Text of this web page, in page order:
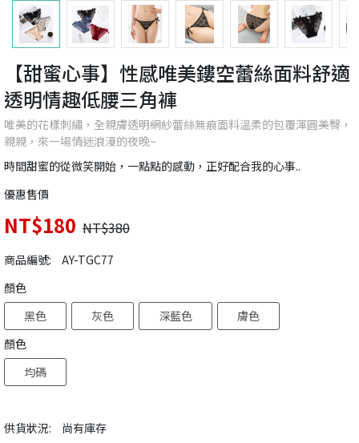
【甜蜜心事】性感唯美鏤空蕾絲面料舒適
透明情趣低腰三角褲
唯美的花樣刺繡，全親膚透明網紗蕾絲無痕面料溫柔的包覆渾圓美臀，
親親，來一場情迷浪漫的夜晚~
時間甜蜜的從微笑開始，一點點的感動，正好配合我的心事..
優惠售價
NT$180 NT$380
商品編號: AY-TGC77
供貨狀況: 尚有庫存
顏色
黑色
灰色 深藍色
膚色
顏色
均碼